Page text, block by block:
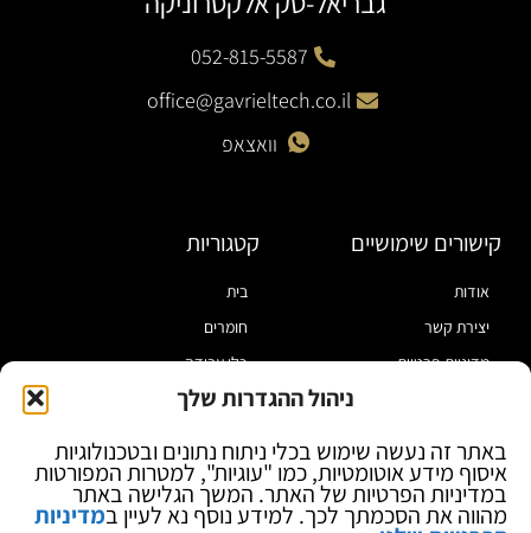
ניהול ההגדרות שלך
באתר זה נעשה שימוש בכלי ניתוח נתונים ובטכנולוגיות
איסוף מידע אוטומטיות, כמו "עוגיות", למטרות המפורטות
במדיניות הפרטיות של האתר. המשך הגלישה באתר
מהווה את הסכמתך לכך. למידע נוסף נא לעיין במדיניות
052-815-5587
office@gavrieltech.co.il
וואצאפ
קישורים שימושיים
אודות
יצירת קשר
מדיניות פרטיות
בלוג
קטגוריות
בית
חומרים
כלי עבודה
מוצרי הלחמה
ספקי כח ומודדים
ציוד אופטי להגדלה